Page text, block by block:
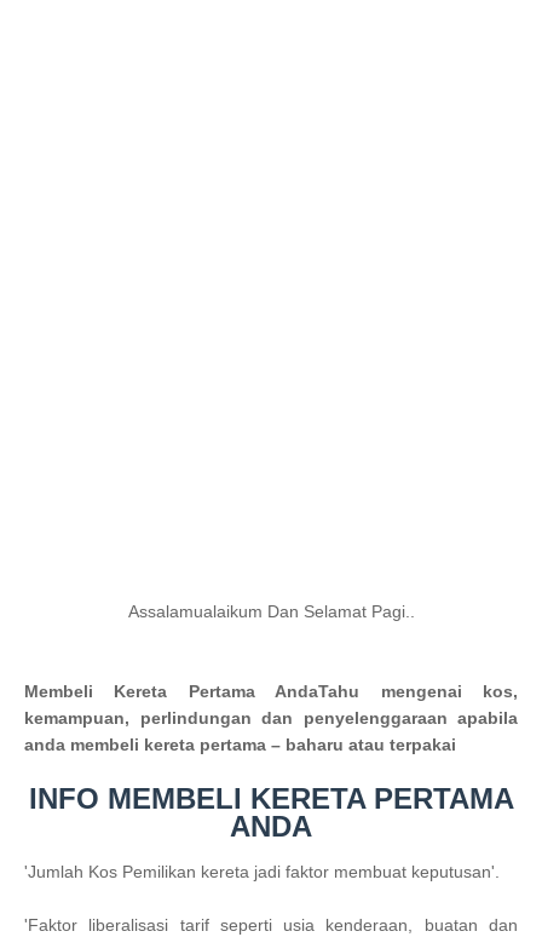
Assalamualaikum Dan Selamat Pagi..
Membeli Kereta Pertama AndaTahu mengenai kos,
kemampuan, perlindungan dan penyelenggaraan apabila
anda membeli kereta pertama – baharu atau terpakai
INFO MEMBELI KERETA PERTAMA
ANDA
'Jumlah Kos Pemilikan kereta jadi faktor membuat keputusan'.
'Faktor liberalisasi tarif seperti usia kenderaan, buatan dan